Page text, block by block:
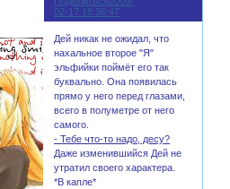
02-17 18:36:47
Дей никак не ожидал, что
нахальное второе "Я"
эльфийки поймёт его так
буквально. Она появилась
прямо у него перед глазами,
всего в полуметре от него
самого.
- Тебе что-то надо, десу?
Даже изменившийся Дей не
утратил своего характера.
*В капле*